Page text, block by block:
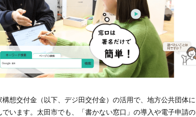
想交付金（以下、デジ田交付金）の活用で、地方公共団体に
います。太田市でも、「書かない窓口」の導入や電子申請の